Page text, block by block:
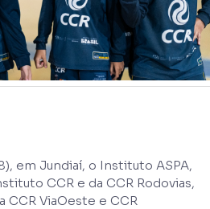
em Jundiaí, o Instituto ASPA,
CCR e da CCR Rodovias,
CCR ViaOeste e CCR